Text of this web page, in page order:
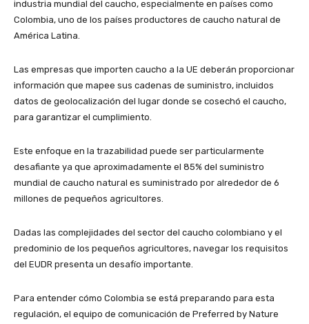
industria mundial del caucho, especialmente en países como
Colombia, uno de los países productores de caucho natural de
América Latina.
Las empresas que importen caucho a la UE deberán proporcionar
información que mapee sus cadenas de suministro, incluidos
datos de geolocalización del lugar donde se cosechó el caucho,
para garantizar el cumplimiento.
Este enfoque en la trazabilidad puede ser particularmente
desafiante ya que aproximadamente el 85% del suministro
mundial de caucho natural es suministrado por alrededor de 6
millones de pequeños agricultores.
Dadas las complejidades del sector del caucho colombiano y el
predominio de los pequeños agricultores, navegar los requisitos
del EUDR presenta un desafío importante.
Para entender cómo Colombia se está preparando para esta
regulación, el equipo de comunicación de Preferred by Nature